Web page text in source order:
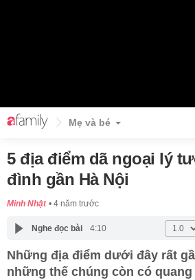
Mẹ và bé
5 địa điểm dã ngoại lý
đình gần Hà Nội
Minh Nhật 4 năm trước
Nghe đọc bài 4:10
Những địa điểm dưới đây rất
những thế chúng còn có